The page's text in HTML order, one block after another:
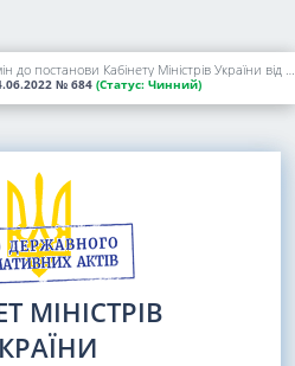
Про внесення змін до постанови Кабінету Міністрів України від 11 листопада 2015 р. N 928
№ 684 (Статус: Чинний)
МІНІСТРІВ